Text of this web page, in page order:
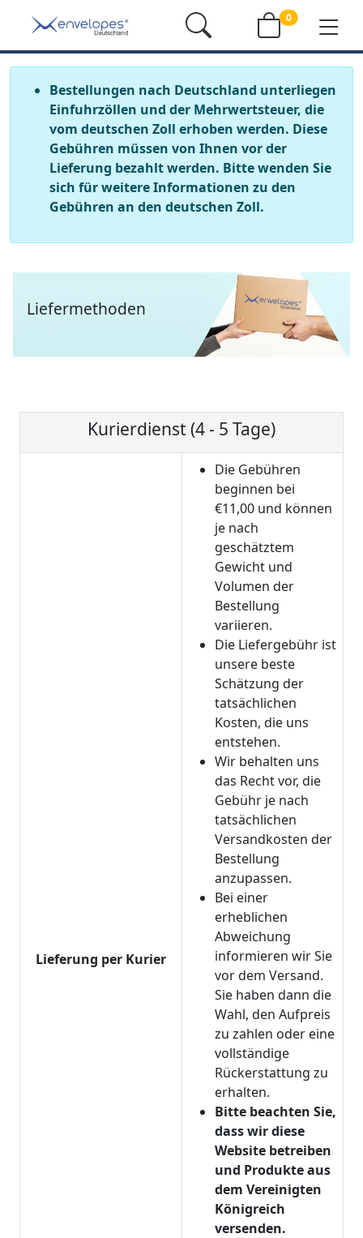
0
Bestellungen nach Deutschland unterliegen
Einfuhrzöllen und der Mehrwertsteuer, die
vom deutschen Zoll erhoben werden. Diese
Gebühren müssen von Ihnen vor der
Lieferung bezahlt werden. Bitte wenden Sie
sich für weitere Informationen zu den
Gebühren an den deutschen Zoll.
Liefermethoden
Kurierdienst (4 - 5 Tage)
Lieferung per Kurier
Die Gebühren
beginnen bei
€11,00 und können
je nach
geschätztem
Gewicht und
Volumen der
Bestellung
variieren.
Die Liefergebühr ist
unsere beste
Schätzung der
tatsächlichen
Kosten, die uns
entstehen.
Wir behalten uns
das Recht vor, die
Gebühr je nach
tatsächlichen
Versandkosten der
Bestellung
anzupassen.
Bei einer
erheblichen
Abweichung
informieren wir Sie
vor dem Versand.
Sie haben dann die
Wahl, den Aufpreis
zu zahlen oder eine
vollständige
Rückerstattung zu
erhalten.
Bitte beachten Sie,
dass wir diese
Website betreiben
und Produkte aus
dem Vereinigten
Königreich
versenden.